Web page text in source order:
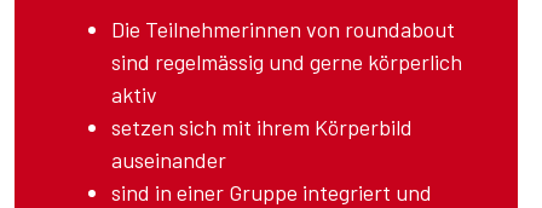
Die Teilnehmerinnen von roundabout
sind regelmässig und gerne körperlich
aktiv
setzen sich mit ihrem Körperbild
auseinander
sind in einer Gruppe integriert und